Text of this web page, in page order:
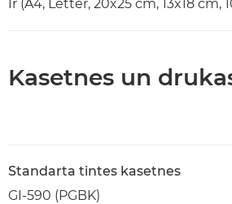
Ir (A4, Letter, 20x25 cm, 13x18 cm,
Kasetnes un
Standarta tintes kasetnes
GI-590 (PGBK)